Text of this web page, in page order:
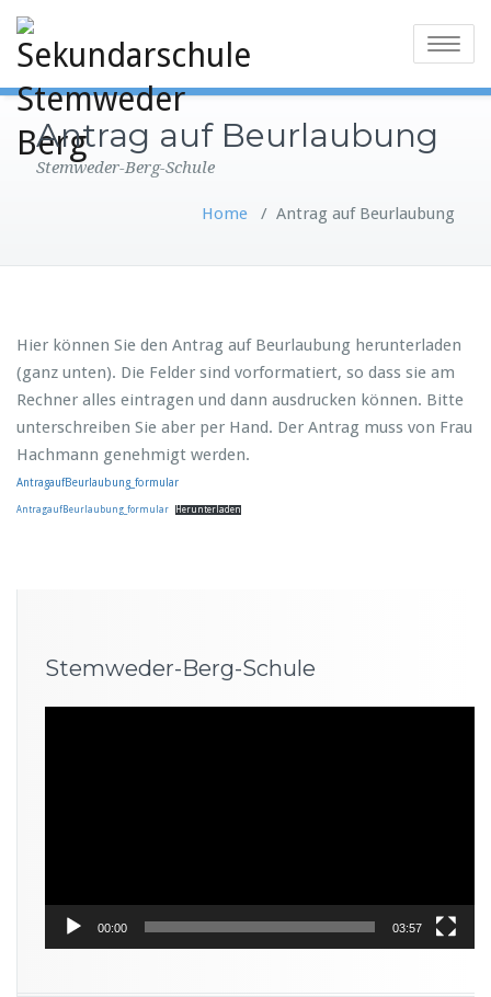
Toggle
Antrag auf Beurlaubung
Stemweder-Berg-Schule
Home / Antrag auf Beurlaubung
Hier können Sie den Antrag auf Beurlaubung herunterladen
(ganz unten). Die Felder sind vorformatiert, so dass sie am
Rechner alles eintragen und dann ausdrucken können. Bitte
unterschreiben Sie aber per Hand. Der Antrag muss von Frau
Hachmann genehmigt werden.
AntragaufBeurlaubung_formular
AntragaufBeurlaubung_formular Herunterladen
Stemweder-Berg-Schule
00:00 03:57